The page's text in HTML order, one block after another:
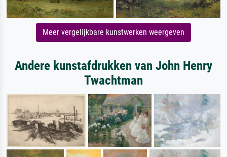
Meer vergelijkbare kunstwerken weergeven
Andere kunstafdrukken van John Henry
Twachtman